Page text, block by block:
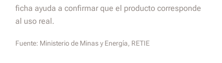
ficha ayuda a confirmar que el producto corresponde
al uso real.
Fuente: Ministerio de Minas y Energía, RETIE